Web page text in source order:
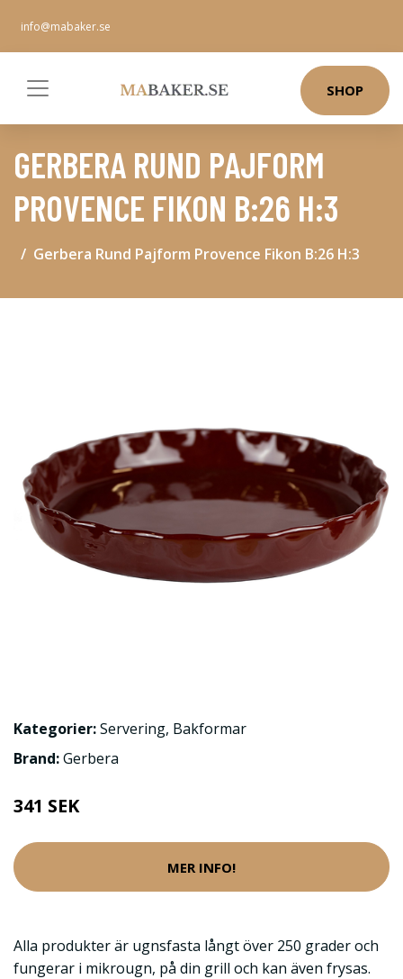
info@mabaker.se
SHOP
GERBERA RUND PAJFORM
PROVENCE FIKON B:26 H:3
Gerbera Rund Pajform Provence Fikon B:26 H:3
Kategorier:Servering, Bakformar
Brand:Gerbera
341 SEK
MER INFO!
Alla produkter är ugnsfasta långt över 250 grader och
fungerar i mikrougn, på din grill och kan även frysas.